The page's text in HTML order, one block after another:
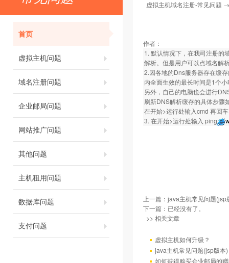
首页
虚拟主机问题
域名注册问题
企业邮局问题
网站推广问题
其他问题
主机租用问题
数据库问题
支付问题
虚拟主机域名注册-常见问题
作者：
1. 默认情况下，在我司注册的
解析。但是用户可以点域名解
2.因各地的Dns服务器存在缓
内全面生效的最长时间是1个
另外，自己的电脑也会进行
刷新DNS解析缓存的具体步骤
在开始>运行处输入cmd 再回
3. 在开始>运行处输入 ping
上一篇： java主机常见问题(jsp
下一篇：已经没有了。
>> 相关文章
虚拟主机如何升级？
java主机常见问题(jsp版本)
如何获得购买企业邮局的